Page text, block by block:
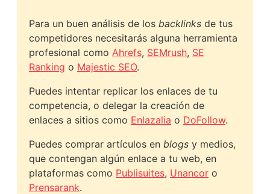
Para un buen análisis de los backlinks de tus
competidores necesitarás alguna herramienta
profesional como Ahrefs, SEMrush, SE
Ranking o Majestic SEO.
Puedes intentar replicar los enlaces de tu
competencia, o delegar la creación de
enlaces a sitios como Enlazalia o DoFollow.
Puedes comprar artículos en blogs y medios,
que contengan algún enlace a tu web, en
plataformas como Publisuites, Unancor o
Prensarank.